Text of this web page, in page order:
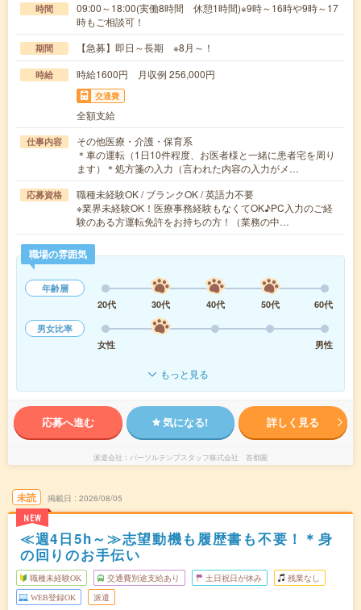
時間
09:00～18:00(実働8時間 休憩1時間)※9時～16時や9時～17
時もご相談可！
期間 【急募】即日～長期 ※8月～！
時給 時給1600円 月収例 256,000円
交通費
全額支給
仕事内容
その他医療・介護・保育系
＊車の運転（1日10件程度、お医者様と一緒に患者宅を周り
ます）＊処方箋の入力（言われた内容の入力がメ…
応募資格
職種未経験OK / ブランクOK / 英語力不要
※業界未経験OK！医療事務経験もなくてOK♪PC入力のご経
験のある方運転免許をお持ちの方！（業務の中…
職場の雰囲気
年齢層
20代
30代 40代 50代
60代
男女比率
女性
男性
もっと見る
応募へ進む 気になる! 詳しく見る
派遣会社 パーソルテンプスタッフ株式会社 首都圏
未読
NEW
掲載日 2026/08/05
≪週4日5h～≫志望動機も履歴書も不要！＊身
の回りのお手伝い
職種未経験OK 交通費別途支給あり 土日祝日が休み 残業なし
WEB登録OK 派遣